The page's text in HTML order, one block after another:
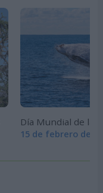
Día Mundial de las
15 de febrero de